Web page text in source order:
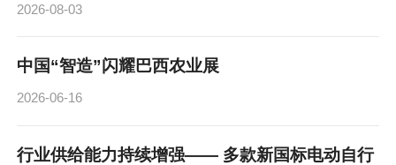
2026-08-03
中国“智造”闪耀巴西农业展
2026-06-16
行业供给能力持续增强—— 多款新国标电动自行